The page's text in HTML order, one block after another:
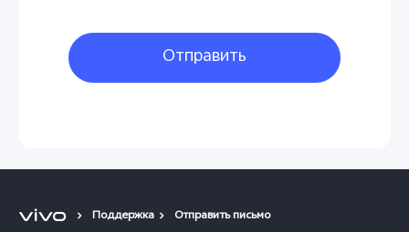
Отправить
Поддержка Отправить письмо